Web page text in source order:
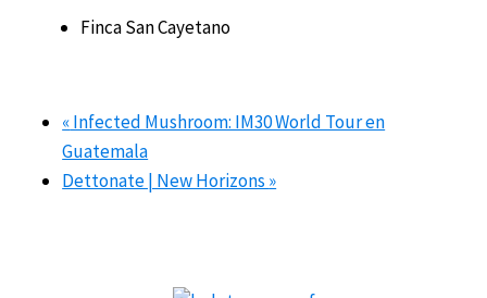
Finca San Cayetano
«Infected Mushroom: IM30 World Tour en
Guatemala
Dettonate | New Horizons »